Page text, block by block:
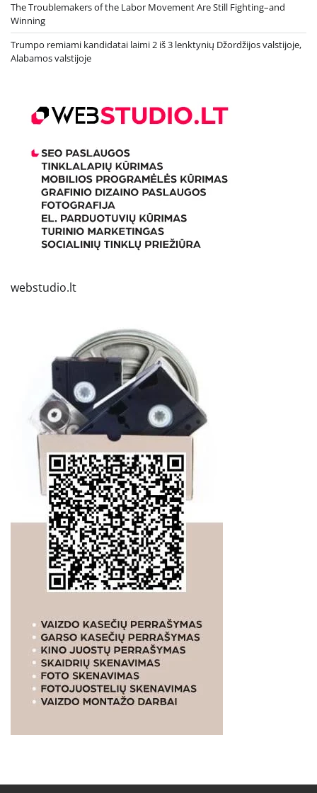
The Troublemakers of the Labor Movement Are Still Fighting–and
Winning
Trumpo remiami kandidatai laimi 2 iš 3 lenktynių Džordžijos valstijoje,
Alabamos valstijoje
webstudio.lt